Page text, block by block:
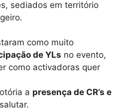
sediados em território
como muito
de YLs no evento,
como activadoras quer
a presença de CR’s e